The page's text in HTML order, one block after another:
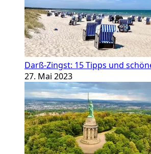
Darß-Zingst: 15 Tipps und
27. Mai 2023